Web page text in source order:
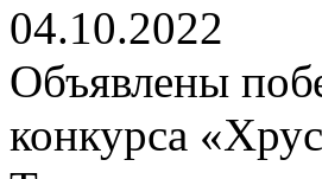
04.10.2022
Объявлены
конкурса